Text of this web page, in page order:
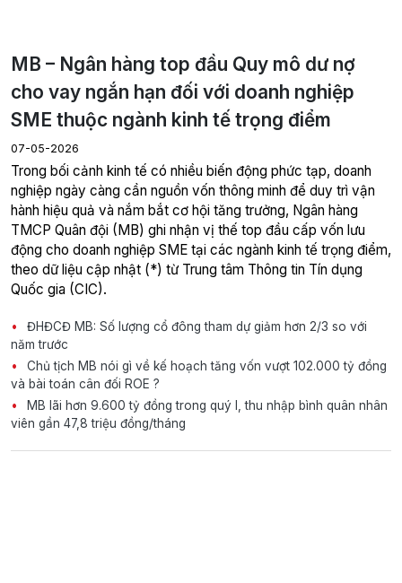
MB – Ngân hàng top đầu Quy mô dư nợ
cho vay ngắn hạn đối với doanh nghiệp
SME thuộc ngành kinh tế trọng điểm
07-05-2026
Trong bối cảnh kinh tế có nhiều biến động phức tạp, doanh
nghiệp ngày càng cần nguồn vốn thông minh để duy trì vận
hành hiệu quả và nắm bắt cơ hội tăng trưởng, Ngân hàng
TMCP Quân đội (MB) ghi nhận vị thế top đầu cấp vốn lưu
động cho doanh nghiệp SME tại các ngành kinh tế trọng điểm,
theo dữ liệu cập nhật (*) từ Trung tâm Thông tin Tín dụng
Quốc gia (CIC).
ĐHĐCĐ MB: Số lượng cổ đông tham dự giảm hơn 2/3 so với
năm trước
Chủ tịch MB nói gì về kế hoạch tăng vốn vượt 102.000 tỷ đồng
và bài toán cân đối ROE ?
MB lãi hơn 9.600 tỷ đồng trong quý I, thu nhập bình quân nhân
viên gần 47,8 triệu đồng/tháng